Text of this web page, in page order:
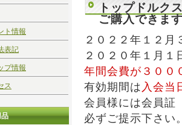
トップドルク
ご購入できま
２０２２年１２月
２０２０年１月１
年間会費が３００
有効期間は 入会当
会員様には会員証
必ずご提示下さい
ト情報
表記
プ情報
ス